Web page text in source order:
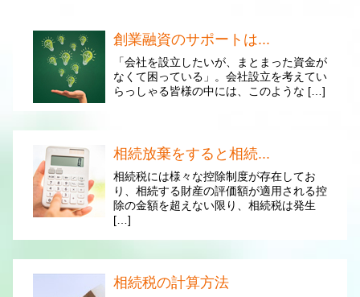
創業融資のサポートは...
「会社を設立したいが、まとまった資金が
なくて困っている」。会社設立を考えてい
らっしゃる皆様の中には、このような […]
相続放棄をすると相続...
相続税には様々な控除制度が存在してお
り、相続する財産の評価額が適用される控
除の金額を超えない限り、相続税は発生
[…]
相続税の計算方法